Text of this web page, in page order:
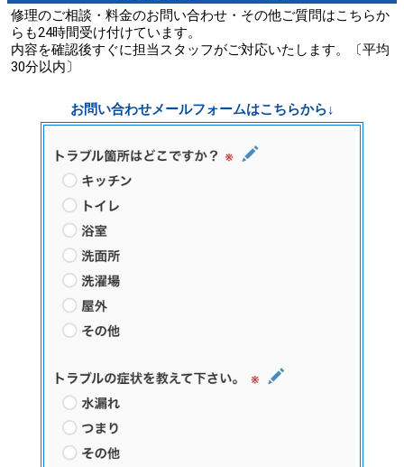
修理のご相談・料金のお問い合わせ・その他ご質問はこちらか
らも24時間受け付けています。
内容を確認後すぐに担当スタッフがご対応いたします。〔平均
30分以内〕
お問い合わせメールフォームはこちらから↓